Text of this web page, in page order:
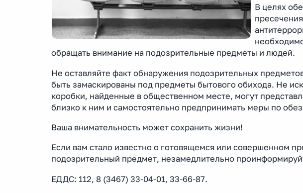
В целях
обращать внимание на подозрительные предметы и людей.
Не оставляйте факт обнаружения подозрительных
быть замаскированы под предметы бытового обихода. Не
коробки, найденные в общественном месте, могут
близко к ним и самостоятельно предпринимать меры по
Ваша внимательность может сохранить жизни!
Если вам стало известно о готовящемся или совершенном
подозрительный предмет, незамедлительно
ЕДДС: 112, 8 (3467) 33-04-01, 33-66-87.